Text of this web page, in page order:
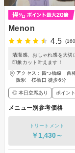
Menon
4.5
清潔感、おしゃれ感を大
印象カット叶えます！
アクセス：四つ橋線 西
阪駅 桜橋口 徒歩6分
◎ 本日空席あり ポイン
メニュー別参考価格
トリートメント
￥1,430～